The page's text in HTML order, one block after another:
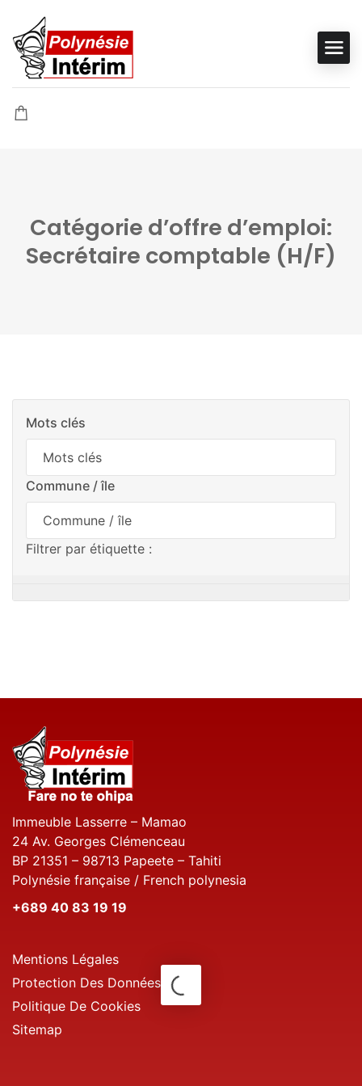
Catégorie d’offre d’emploi:
Secrétaire comptable (H/F)
Mots clés
Commune / île
Filtrer par étiquette :
Immeuble Lasserre – Mamao
24 Av. Georges Clémenceau
BP 21351 – 98713 Papeete – Tahiti
Polynésie française / French polynesia
+689 40 83 19 19
Mentions Légales
Protection Des Données
Politique De Cookies
Sitemap